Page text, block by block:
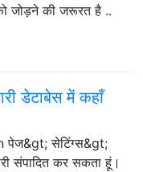
जोड़ने की जरूरत है ..
डेटाबेस में कहाँ
पेज&gt; सेटिंग्स&gt;
संपादित कर सकता हूं।